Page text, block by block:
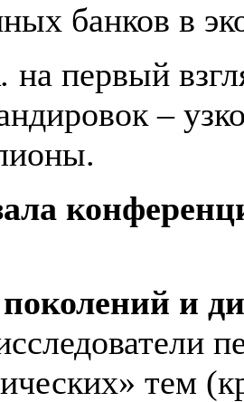
банков в
на первый
–
и
тем